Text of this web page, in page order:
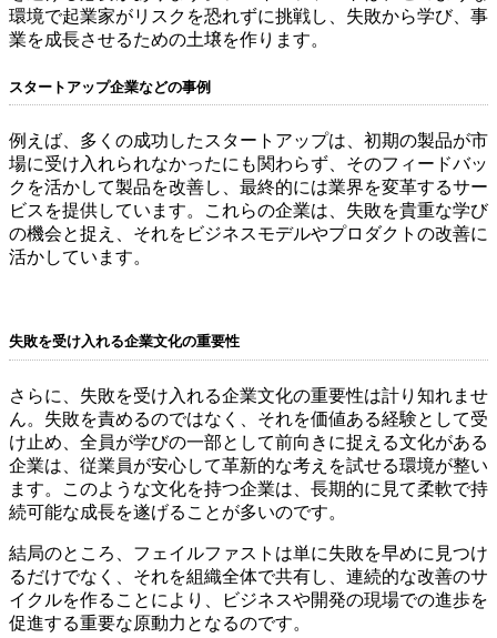
環境で起業家がリスクを恐れずに挑戦し、失敗から学び、事
業を成長させるための土壌を作ります。
スタートアップ企業などの事例
例えば、多くの成功したスタートアップは、初期の製品が市
場に受け入れられなかったにも関わらず、そのフィードバッ
クを活かして製品を改善し、最終的には業界を変革するサー
ビスを提供しています。これらの企業は、失敗を貴重な学び
の機会と捉え、それをビジネスモデルやプロダクトの改善に
活かしています。
失敗を受け入れる企業文化の重要性
さらに、失敗を受け入れる企業文化の重要性は計り知れませ
ん。失敗を責めるのではなく、それを価値ある経験として受
け止め、全員が学びの一部として前向きに捉える文化がある
企業は、従業員が安心して革新的な考えを試せる環境が整い
ます。このような文化を持つ企業は、長期的に見て柔軟で持
続可能な成長を遂げることが多いのです。
結局のところ、フェイルファストは単に失敗を早めに見つけ
るだけでなく、それを組織全体で共有し、連続的な改善のサ
イクルを作ることにより、ビジネスや開発の現場での進歩を
促進する重要な原動力となるのです。